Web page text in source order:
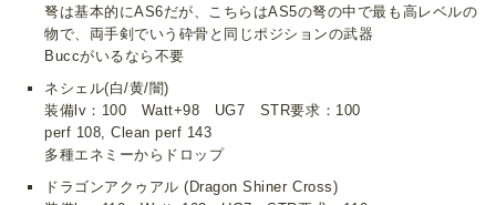
弩は基本的にAS6だが、こちらはAS5の弩の中で最も高レベルの
物で、両手剣でいう砕骨と同じポジションの武器
Buccがいるなら不要
ネシェル(白/黄/闇)
装備lv：100 Watt+98 UG7 STR要求：100
perf 108, Clean perf 143
多種エネミーからドロップ
ドラゴンアクゥアル (Dragon Shiner Cross)